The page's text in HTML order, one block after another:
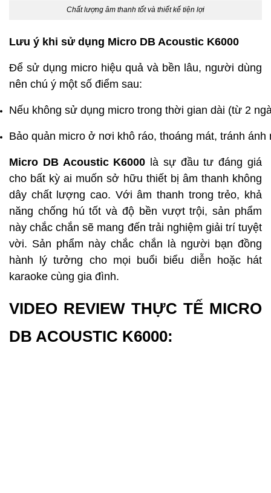
Chất lượng âm thanh tốt và thiết kế tiện lợi
Lưu ý khi sử dụng Micro DB Acoustic K6000
Để sử dụng micro hiệu quả và bền lâu, người dùng
nên chú ý một số điểm sau:
Nếu không sử dụng micro trong thời gian dài (từ 2
Bảo quản micro ở nơi khô ráo, thoáng mát, tránh
Micro DB Acoustic K6000 là sự đầu tư đáng giá
cho bất kỳ ai muốn sở hữu thiết bị âm thanh không
dây chất lượng cao. Với âm thanh trong trẻo, khả
năng chống hú tốt và độ bền vượt trội, sản phẩm
này chắc chắn sẽ mang đến trải nghiệm giải trí tuyệt
vời. Sản phẩm này chắc chắn là người bạn đồng
hành lý tưởng cho mọi buổi biểu diễn hoặc hát
karaoke cùng gia đình.
VIDEO REVIEW THỰC TẾ MICRO
DB ACOUSTIC K6000: